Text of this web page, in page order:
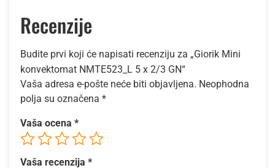
Recenzije
Budite prvi koji će napisati recenziju za „Giorik Mini
konvektomat NMTE523_L 5 x 2/3 GN“
Vaša adresa e-pošte neće biti objavljena. Neophodna
polja su označena *
Vaša ocena *
Vaša recenzija *